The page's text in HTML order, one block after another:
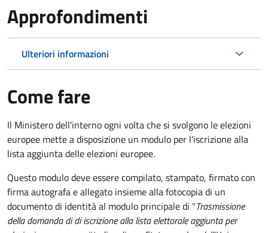
Approfondimenti
Ulteriori informazioni
Come fare
Il Ministero dell'interno ogni volta che si svolgono le elezioni
europee mette a disposizione un modulo per l'iscrizione alla
lista aggiunta delle elezioni europee.
Questo modulo deve essere compilato, stampato, firmato con
firma autografa e allegato insieme alla fotocopia di un
documento di identità al modulo principale di "Trasmissione
della domanda di di iscrizione alla lista elettorale aggiunta per